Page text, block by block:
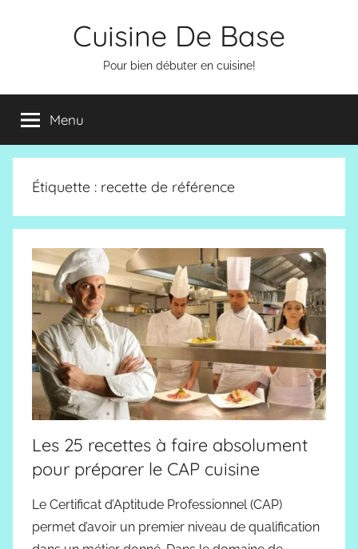
Cuisine De Base
Pour bien débuter en cuisine!
Menu
Étiquette : recette de référence
Les 25 recettes à faire absolument
pour préparer le CAP cuisine
Le Certificat d’Aptitude Professionnel (CAP)
permet d’avoir un premier niveau de qualification